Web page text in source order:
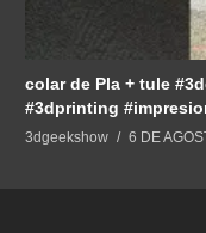
colar de Pla + tule
#3dprinting
3dgeekshow 6 DE